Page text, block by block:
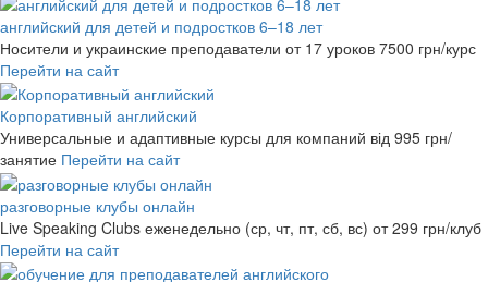
английский для детей и подростков 6–18 лет
Носители и украинские преподаватели от 17 уроков 7500 грн/курс
Перейти на сайт
Корпоративный английский
Универсальные и адаптивные курсы для компаний від 995 грн/
занятие Перейти на сайт
разговорные клубы онлайн
Live Speaking Clubs еженедельно (ср, чт, пт, сб, вс) от 299 грн/клуб
Перейти на сайт